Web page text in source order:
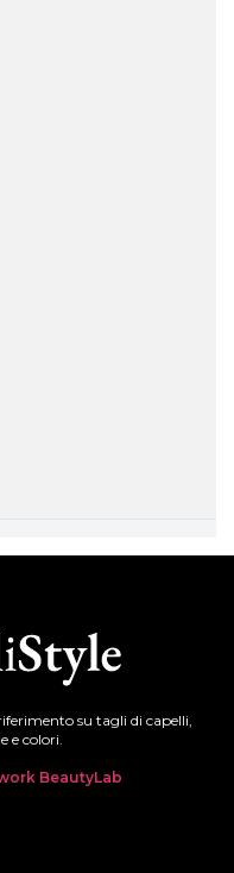
su tagli di capelli,
e colori.
BeautyLab